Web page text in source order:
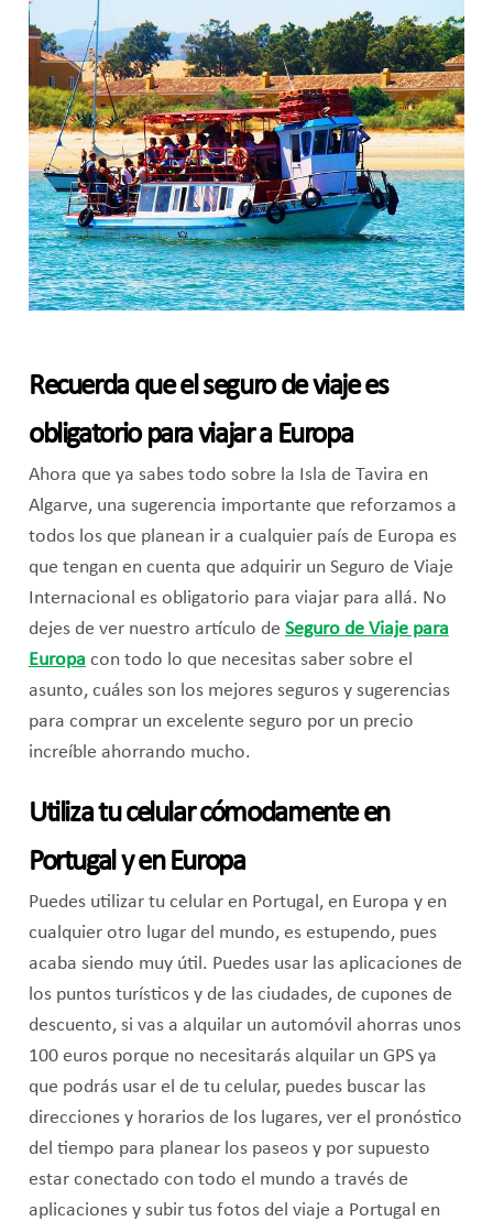
Recuerda que el seguro de viaje es
obligatorio para viajar a Europa
Ahora que ya sabes todo sobre la Isla de Tavira en
Algarve, una sugerencia importante que reforzamos a
todos los que planean ir a cualquier país de Europa es
que tengan en cuenta que adquirir un Seguro de Viaje
Internacional es obligatorio para viajar para allá. No
dejes de ver nuestro artículo de Seguro de Viaje para
Europa con todo lo que necesitas saber sobre el
asunto, cuáles son los mejores seguros y sugerencias
para comprar un excelente seguro por un precio
increíble ahorrando mucho.
Utiliza tu celular cómodamente en
Portugal y en Europa
Puedes utilizar tu celular en Portugal, en Europa y en
cualquier otro lugar del mundo, es estupendo, pues
acaba siendo muy útil. Puedes usar las aplicaciones de
los puntos turísticos y de las ciudades, de cupones de
descuento, si vas a alquilar un automóvil ahorras unos
100 euros porque no necesitarás alquilar un GPS ya
que podrás usar el de tu celular, puedes buscar las
direcciones y horarios de los lugares, ver el pronóstico
del tiempo para planear los paseos y por supuesto
estar conectado con todo el mundo a través de
aplicaciones y subir tus fotos del viaje a Portugal en